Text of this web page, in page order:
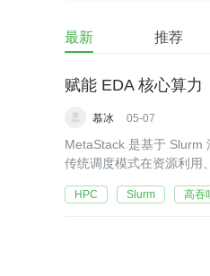
最新 推荐
赋能 EDA 核心算
慕冰 05-07
MetaStack 是基于 Slurm
传统调度模式在资源利用
HPC Slurm 高吞